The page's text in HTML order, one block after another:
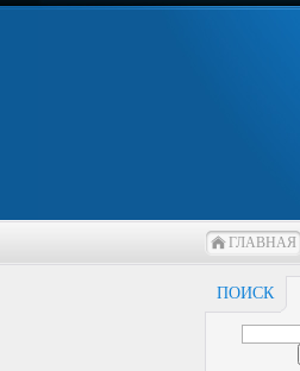
ГЛАВНАЯ
ПОИСК